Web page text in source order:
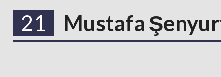
21 Mustafa